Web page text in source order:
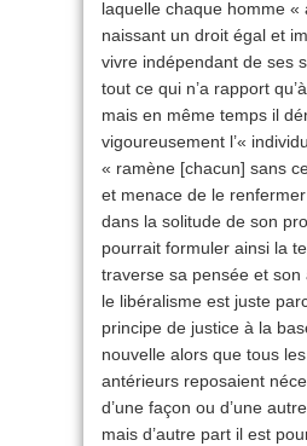
laquelle chaque homme «
naissant un droit égal et
vivre indépendant de ses
tout ce qui n’a rapport
mais en même temps il
vigoureusement l’«
« ramène [chacun] sans
et menace de le
dans la solitude de son
pourrait formuler ainsi la
traverse sa pensée et son
le libéralisme est juste
principe de justice à la
nouvelle alors que tous
antérieurs reposaient
d’une façon ou d’une
mais d’autre part il est